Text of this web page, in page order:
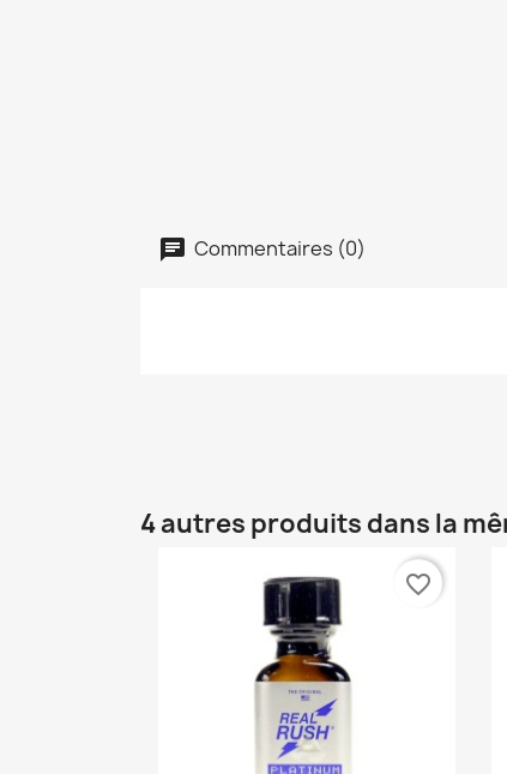
Commentaires (0)
4 autres produits dans la
favorite_border